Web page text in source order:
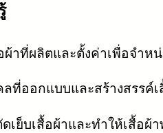
ผ้าที่ผลิตและตั้งค่าเพื่อจำ
ที่ออกแบบและสร้างสรรค์
เย็บเสื้อผ้าและทำให้เสื้อผ้